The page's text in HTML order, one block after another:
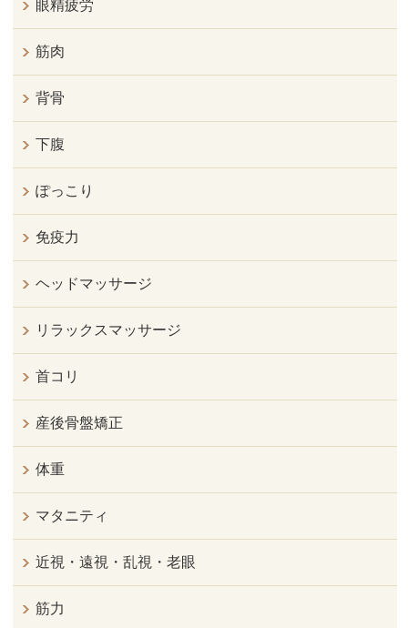
眼精疲労
筋肉
背骨
下腹
ぽっこり
免疫力
ヘッドマッサージ
リラックスマッサージ
首コリ
産後骨盤矯正
体重
マタニティ
近視・遠視・乱視・老眼
筋力